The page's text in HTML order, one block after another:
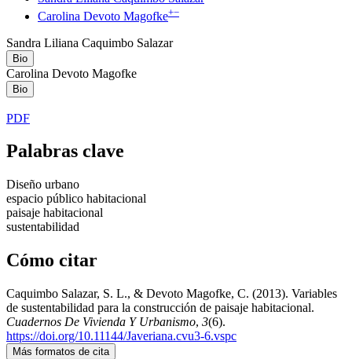
Carolina Devoto Magofke+−
Sandra Liliana Caquimbo Salazar
Bio
Carolina Devoto Magofke
Bio
PDF
Palabras clave
Diseño urbano
espacio público habitacional
paisaje habitacional
sustentabilidad
Cómo citar
Caquimbo Salazar, S. L., & Devoto Magofke, C. (2013). Variables
de sustentabilidad para la construcción de paisaje habitacional.
Cuadernos De Vivienda Y Urbanismo, 3(6).
https://doi.org/10.11144/Javeriana.cvu3-6.vspc
Más formatos de cita